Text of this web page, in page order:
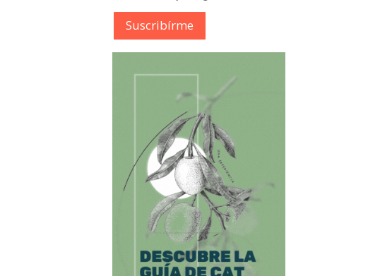
Suscribírme